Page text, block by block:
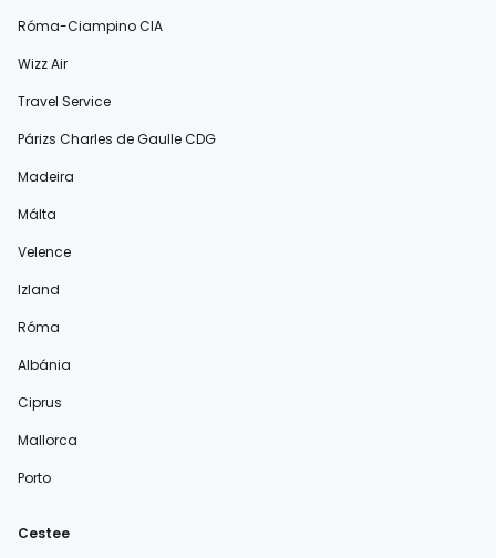
Róma-Ciampino CIA
Wizz Air
Travel Service
Párizs Charles de Gaulle CDG
Madeira
Málta
Velence
Izland
Róma
Albánia
Ciprus
Mallorca
Porto
Cestee